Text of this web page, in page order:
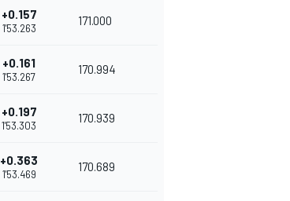
+0.157
1'53.263
171.000
+0.161
1'53.267
170.994
+0.197
1'53.303
170.939
+0.363
1'53.469
170.689